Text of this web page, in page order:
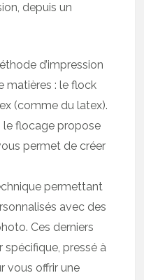
depuis un
d’impression
matières : le flock
(comme du latex).
le flocage propose
permet de créer
permettant
avec des
Ces derniers
spécifique, pressé à
vous offrir une